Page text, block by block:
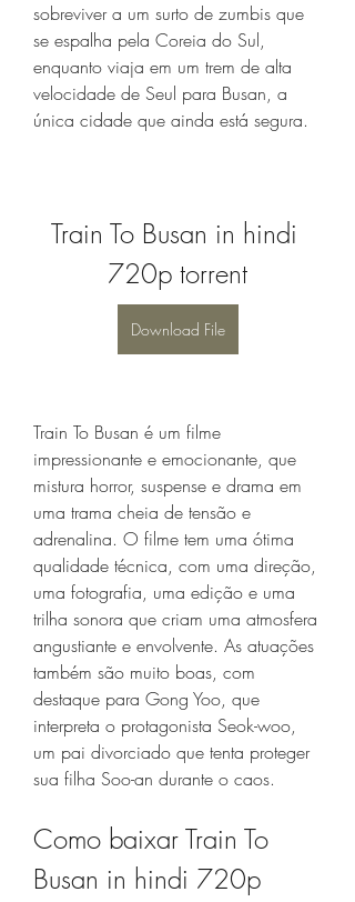
sobreviver a um surto de zumbis que
se espalha pela Coreia do Sul,
enquanto viaja em um trem de alta
velocidade de Seul para Busan, a
única cidade que ainda está segura.
Train To Busan in hindi
720p torrent
Download File
Train To Busan é um filme
impressionante e emocionante, que
mistura horror, suspense e drama em
uma trama cheia de tensão e
adrenalina. O filme tem uma ótima
qualidade técnica, com uma direção,
uma fotografia, uma edição e uma
trilha sonora que criam uma atmosfera
angustiante e envolvente. As atuações
também são muito boas, com
destaque para Gong Yoo, que
interpreta o protagonista Seok-woo,
um pai divorciado que tenta proteger
sua filha Soo-an durante o caos.
Como baixar Train To
Busan in hindi 720p